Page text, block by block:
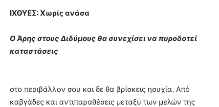
ΙΧΘΥΕΣ: Χωρίς ανάσα
Ο Άρης στους Διδύμους θα συνεχίσει να πυροδοτεί
καταστάσεις
στο περιβάλλον σου και δε θα βρίσκεις ησυχία. Από
καβγάδες και αντιπαραθέσεις μεταξύ των μελών της